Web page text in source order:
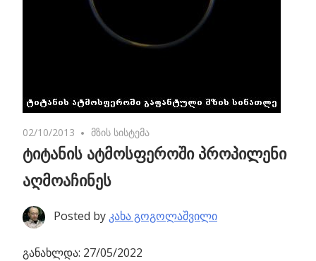
02/10/2013 No comments
მზის სისტემა
ტიტანის ატმოსფეროში პროპილენი
აღმოაჩინეს
Posted by კახა გოგოლაშვილი
განახლდა: 27/05/2022